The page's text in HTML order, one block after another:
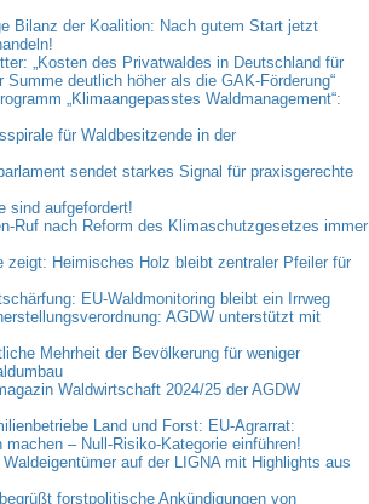
Bilanz der Koalition: Nach gutem Start jetzt
„Kosten des Privatwaldes in Deutschland für
deutlich höher als die GAK-Förderung“
„Klimaangepasstes Waldmanagement“:
für Waldbesitzende in der
sendet starkes Signal für praxisgerechte
sind aufgefordert!
Ruf nach Reform des Klimaschutzgesetzes immer
zeigt: Heimisches Holz bleibt zentraler Pfeiler für
EU-Waldmonitoring bleibt ein Irrweg
AGDW unterstützt mit
Mehrheit der Bevölkerung für weniger
Waldwirtschaft 2024/25 der AGDW
Land und Forst: EU-Agrarrat:
– Null-Risiko-Kategorie einführen!
auf der LIGNA mit Highlights aus
forstpolitische Ankündigungen von